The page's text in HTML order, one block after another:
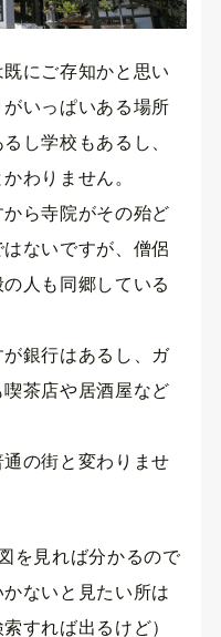
にご存知かと思い
いっぱいある場所
し学校もあるし、
わりません。
ら寺院がその殆ど
ないですが、僧侶
人も同郷している
銀行はあるし、ガ
茶店や居酒屋など
の街と変わりませ
を見れば分かるので
ないと見たい所は
すれば出るけど）